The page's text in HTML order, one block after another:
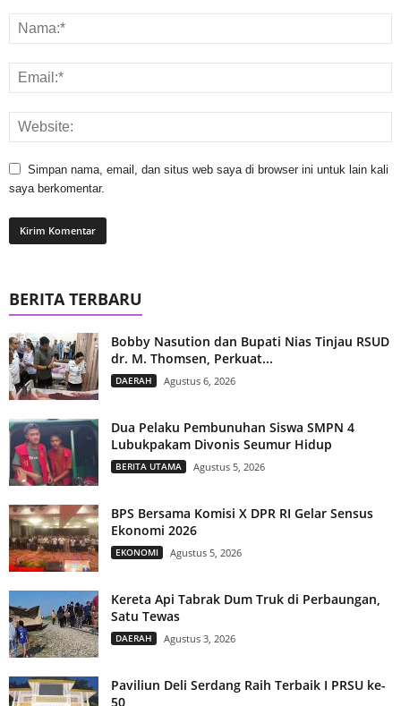
Simpan nama, email, dan situs web saya di browser ini untuk lain kali
saya berkomentar.
BERITA TERBARU
Bobby Nasution dan Bupati Nias Tinjau RSUD
dr. M. Thomsen, Perkuat...
DAERAH Agustus 6, 2026
Dua Pelaku Pembunuhan Siswa SMPN 4
Lubukpakam Divonis Seumur Hidup
BERITA UTAMA Agustus 5, 2026
BPS Bersama Komisi X DPR RI Gelar Sensus
Ekonomi 2026
EKONOMI Agustus 5, 2026
Kereta Api Tabrak Dum Truk di Perbaungan,
Satu Tewas
DAERAH Agustus 3, 2026
Paviliun Deli Serdang Raih Terbaik I PRSU ke-
50